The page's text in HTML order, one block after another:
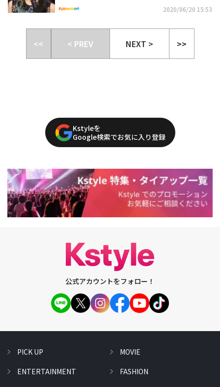
2020/06/20 15:53
<< < PREV NEXT > >>
Kstyleを
Google検索でお気に入り登録
公式アカウントをフォロー！
PICK UP
ENTERTAINMENT
MOVIE
FASHION